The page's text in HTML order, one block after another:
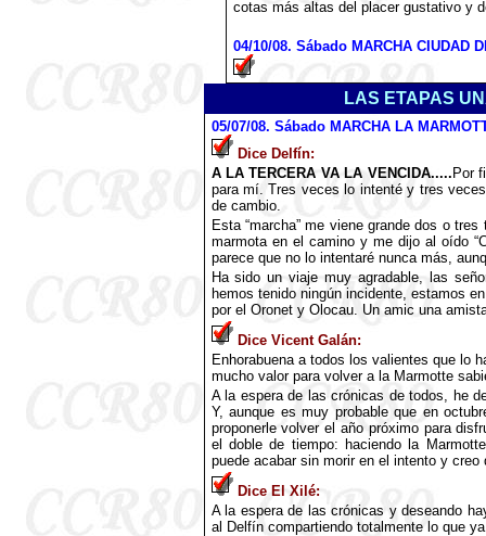
cotas más altas del placer gustativo y
04/10/08. Sábado MARCHA CIUDAD
LAS ETAPAS
05/07/08. Sábado MARCHA LA
Dice Delfín:
A LA TERCERA VA LA VENCIDA..... Por
para mí. Tres veces lo intenté y tres
de cambio.
Esta “marcha” me viene grande dos o
marmota en el camino y me dijo al oído
parece que no lo intentaré nunca más,
Ha sido un viaje muy agradable, las
hemos tenido ningún incidente, estamos
por el Oronet y Olocau. Un amic una
Dice Vicent Galán:
Enhorabuena a todos los valientes que lo
mucho valor para volver a la Marmotte
A la espera de las crónicas de todos, he
Y, aunque es muy probable que en
proponerle volver el año próximo para
el doble de tiempo: haciendo la
puede acabar sin morir en el intento y
Dice El Xilé:
A la espera de las crónicas y deseando
al Delfín compartiendo totalmente lo que